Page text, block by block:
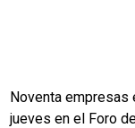
Noventa
jueves en el Foro